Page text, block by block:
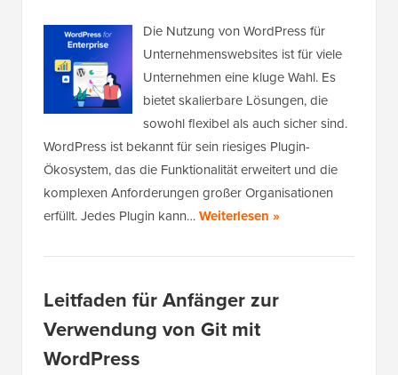
Die Nutzung von WordPress für
Unternehmenswebsites ist für viele
Unternehmen eine kluge Wahl. Es
bietet skalierbare Lösungen, die
sowohl flexibel als auch sicher sind.
WordPress ist bekannt für sein riesiges Plugin-
Ökosystem, das die Funktionalität erweitert und die
komplexen Anforderungen großer Organisationen
erfüllt. Jedes Plugin kann…Weiterlesen »
Leitfaden für Anfänger zur
Verwendung von Git mit
WordPress